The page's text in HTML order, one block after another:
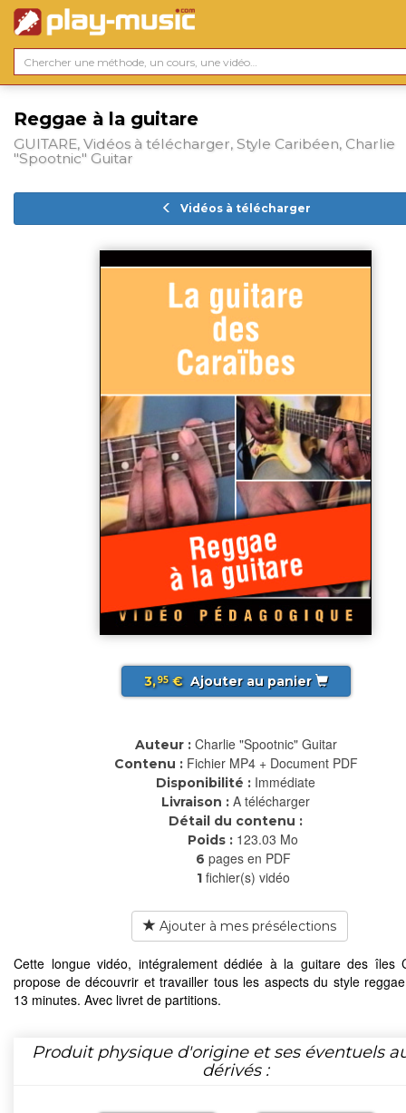
Reggae à la guitare
GUITARE, Vidéos à télécharger, Style Caribéen, Charlie
"Spootnic" Guitar
Vidéos à télécharger
3,95€ Ajouter au panier
Auteur : Charlie "Spootnic" Guitar
Contenu : Fichier MP4 + Document PDF
Disponibilité : Immédiate
Livraison : A télécharger
Détail du contenu :
Poids : 123.03 Mo
6 pages en PDF
1 fichier(s) vidéo
Ajouter à mes présélections
Cette longue vidéo, intégralement dédiée à la guitare des îles
propose de découvrir et travailler tous les aspects du style
13 minutes. Avec livret de partitions.
Produit physique d'origine et ses éventuels
dérivés :